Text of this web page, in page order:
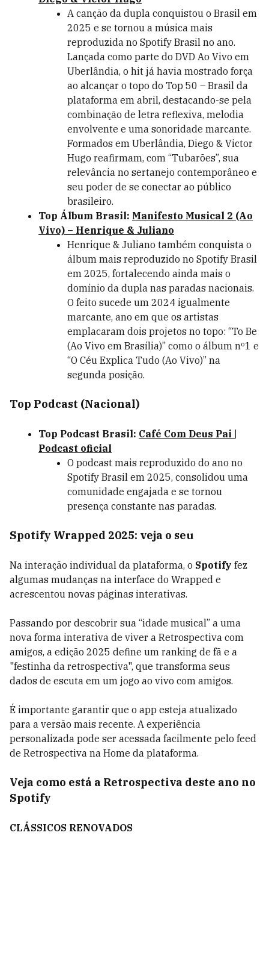
A canção da dupla conquistou o Brasil em
2025 e se tornou a música mais
reproduzida no Spotify Brasil no ano.
Lançada como parte do DVD Ao Vivo em
Uberlândia, o hit já havia mostrado força
ao alcançar o topo do Top 50 – Brasil da
plataforma em abril, destacando-se pela
combinação de letra reflexiva, melodia
envolvente e uma sonoridade marcante.
Formados em Uberlândia, Diego & Victor
Hugo reafirmam, com “Tubarões”, sua
relevância no sertanejo contemporâneo e
seu poder de se conectar ao público
brasileiro.
Top Álbum Brasil: Manifesto Musical 2 (Ao
Vivo) – Henrique & Juliano
Henrique & Juliano também conquista o
álbum mais reproduzido no Spotify Brasil
em 2025, fortalecendo ainda mais o
domínio da dupla nas paradas nacionais.
O feito sucede um 2024 igualmente
marcante, ano em que os artistas
emplacaram dois projetos no topo: “To Be
(Ao Vivo em Brasília)” como o álbum nº1 e
“O Céu Explica Tudo (Ao Vivo)” na
segunda posição.
Top Podcast (Nacional)
Top Podcast Brasil: Café Com Deus Pai |
Podcast oficial
O podcast mais reproduzido do ano no
Spotify Brasil em 2025, consolidou uma
comunidade engajada e se tornou
presença constante nas paradas.
Spotify Wrapped 2025: veja o seu
Na interação individual da plataforma, o Spotify fez
algumas mudanças na interface do Wrapped e
acrescentou novas páginas interativas.
Passando por descobrir sua “idade musical” a uma
nova forma interativa de viver a Retrospectiva com
amigos, a edição 2025 define um ranking de fã e a
"festinha da retrospectiva", que transforma seus
dados de escuta em um jogo ao vivo com amigos.
É importante garantir que o app esteja atualizado
para a versão mais recente. A experiência
personalizada pode ser acessada facilmente pelo feed
de Retrospectiva na Home da plataforma.
Veja como está a Retrospectiva deste ano no
Spotify
CLÁSSICOS RENOVADOS